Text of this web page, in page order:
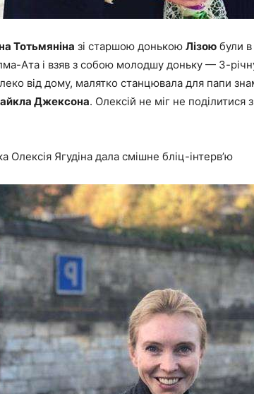
Тотьмяніна зі старшою донькою Лізою були
Ата і взяв з собою молодшу доньку — 3-
від дому, малятко станцювала для папи
Джексона. Олексій не міг не
Олексія Ягудіна дала смішне бліц-інтерв’ю